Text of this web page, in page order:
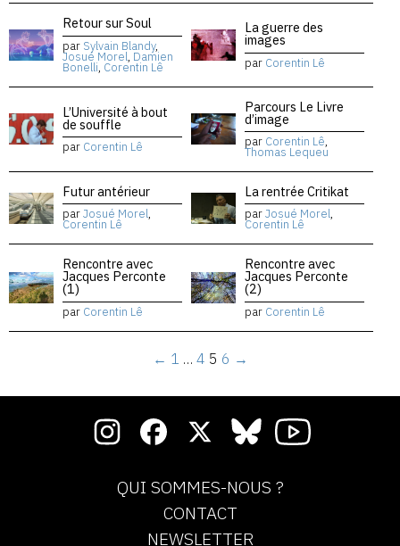
Retour sur Soul
par Sylvain Blandy,
Josué Morel, Damien
Bonelli, Corentin Lê
La guerre des
images
par Corentin Lê
L’Université à bout
de souffle
par Corentin Lê
Parcours Le Livre
d’image
par Corentin Lê,
Thomas Lequeu
Futur antérieur
parJosué Morel,
Corentin Lê
La rentrée Critikat
parJosué Morel,
Corentin Lê
Rencontre avec
Jacques Perconte
(1)
par Corentin Lê
Rencontre avec
Jacques Perconte
(2)
par Corentin Lê
← 1 … 4 5 6 →
QUI SOMMES-NOUS ?
CONTACT
NEWSLETTER